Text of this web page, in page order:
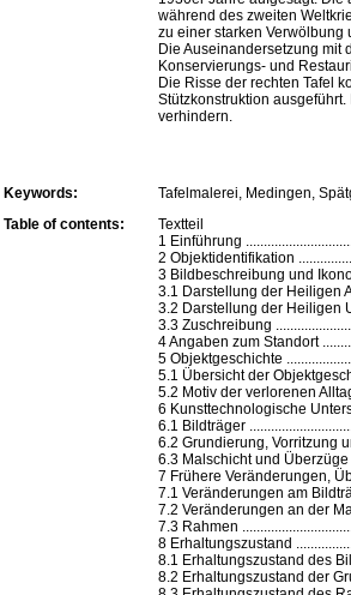
während des zweiten
zu einer starken Verwölbung
Die Auseinandersetzung mit
Konservierungs- und
Die Risse der rechten Tafel
Stützkonstruktion
verhindern.
Keywords:
Tafelmalerei, Medingen,
Table of contents:
Textteil
1 Einführung
2 Objektidentifikation
3 Bildbeschreibung und
3.1 Darstellung der Heiligen
3.2 Darstellung der Heiligen
3.3 Zuschreibung
4 Angaben zum Standort
5 Objektgeschichte
5.1 Übersicht der
5.2 Motiv der verlorenen
6 Kunsttechnologische
6.1 Bildträger
6.2 Grundierung, Vorritzung
6.3 Malschicht und Überzüge
7 Frühere Veränderungen,
7.1 Veränderungen am
7.2 Veränderungen an der
7.3 Rahmen
8 Erhaltungszustand
8.1 Erhaltungszustand des
8.2 Erhaltungszustand der